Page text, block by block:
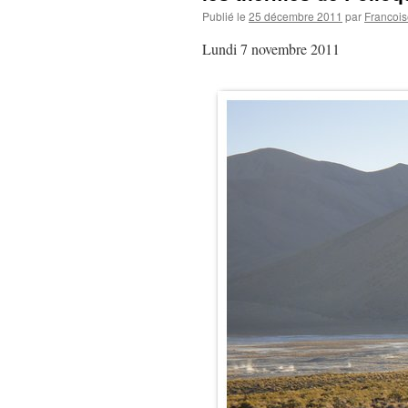
Publié le 25 décembre 2011 par
Lundi 7 novembre 2011